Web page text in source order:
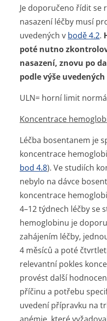
Je doporučeno řídit se
nasazení léčby musí
uvedených v bodě 4.2.
poté nutno
nasazení, znovu po
podle výše
ULN= horní limit
Koncentrace
Léčba bosentanem je
koncentrace
bod 4.8). Ve studiích
nebylo na dávce
koncentrace
4–12 týdnech léčby se
hemoglobinu je
zahájením léčby,
4 měsíců a poté
relevantní pokles
provést další
příčinu a potřebu
uvedení přípravku na